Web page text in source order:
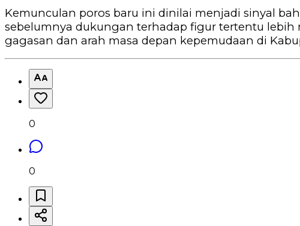
‎Kemunculan poros baru ini dinilai menjadi sinyal
sebelumnya dukungan terhadap figur tertentu
gagasan dan arah masa depan kepemudaan di
0
0